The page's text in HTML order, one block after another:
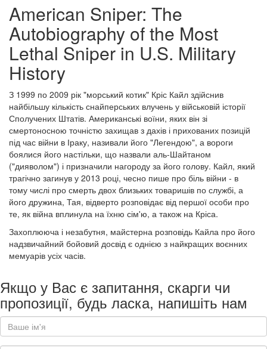
American Sniper: The
Autobiography of the Most
Lethal Sniper in U.S. Military
History
З 1999 по 2009 рік "морський котик" Кріс Кайл здійснив
найбільшу кількість снайперських влучень у військовій історії
Сполучених Штатів. Американські воїни, яких він зі
смертоносною точністю захищав з дахів і прихованих позицій
під час війни в Іраку, називали його "Легендою", а вороги
боялися його настільки, що назвали аль-Шайтаном
("дияволом") і призначили нагороду за його голову. Кайл, який
трагічно загинув у 2013 році, чесно пише про біль війни - в
тому числі про смерть двох близьких товаришів по службі, а
його дружина, Тая, відверто розповідає від першої особи про
те, як війна вплинула на їхню сім'ю, а також на Кріса.
Захоплююча і незабутня, майстерна розповідь Кайла про його
надзвичайний бойовий досвід є однією з найкращих воєнних
мемуарів усіх часів.
Якщо у Вас є запитання, скарги чи
пропозиції, будь ласка, напишіть нам